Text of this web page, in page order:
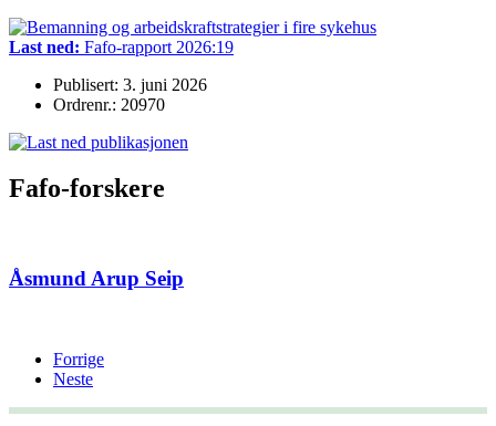
Last ned: Fafo-rapport 2026:19
Publisert: 3. juni 2026
Ordrenr.: 20970
Fafo-forskere
Åsmund Arup Seip
Forrige
Neste